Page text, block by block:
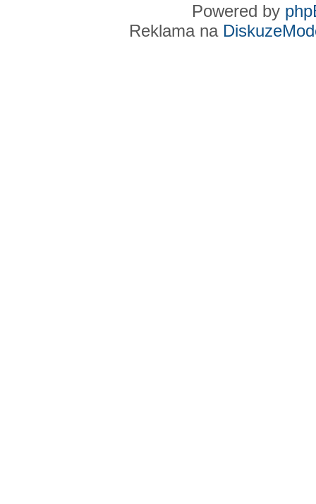
Powered by
Reklama na